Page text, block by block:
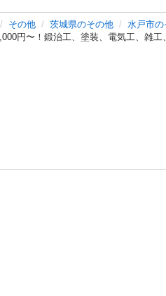
その他 茨城県のその他
水戸市の
円〜！鍛治工、塗装、電気工、雑